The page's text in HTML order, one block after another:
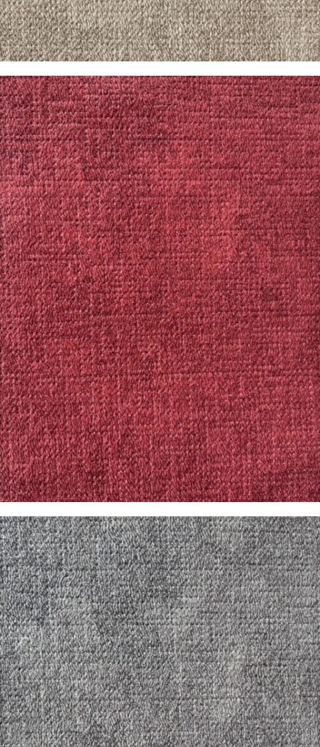
Pandora Camel
Pandora Grana